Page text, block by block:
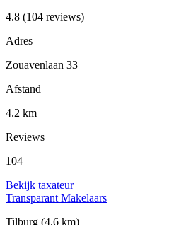
4.8 (104 reviews)
Adres
Zouavenlaan 33
Afstand
4.2 km
Reviews
104
Bekijk taxateur
Transparant Makelaars
Tilburg (4.6 km)